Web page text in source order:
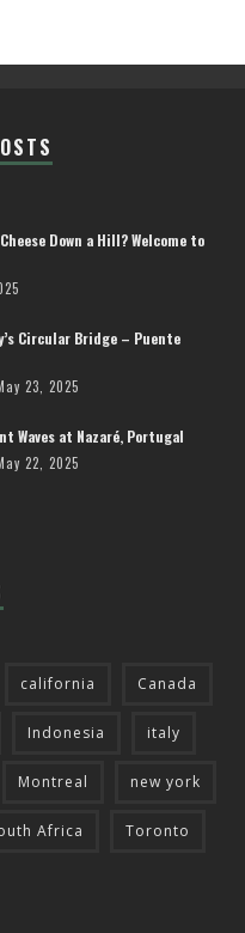
Down a Hill? Welcome to
Circular Bridge – Puente
23, 2025
Waves at Nazaré, Portugal
22, 2025
california Canada
Indonesia italy
Montreal new york
Africa Toronto